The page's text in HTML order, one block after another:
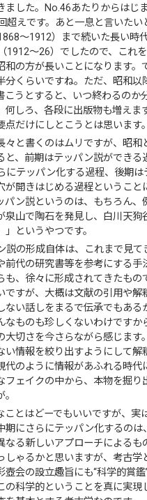
ました。No.46あたりからはじま
超えです。あと一息と言いたい
～1912）まで続いた長い時
1912～26）でしたので、これ
和の方が長いことになります。
分くらいですね。ただ、昭和以
こうとすると、いつ終わるのか
何しろ、各段に出版物も増えま
点だけにしとこうとは思います。
々と書くのはムリですが、昭和
と、前期はテッパン説ができる
にテッパン化する過程、後期は
が開きはじめる過程ということ
パン説というのは、もちろん、
泉山で陶石を発見し、白川天狗
」というやつです。
説の形成自体は、これまで見て
前代の研究書等を参考にする手
も、徐々に形成されてきたもの
ですが、大概は文献の引用や解
ない話しをまるで伝承でもある
なものも珍しくないわけですか
大切さを今さらながら感じます
い情報を絞り出すようにして解
代のように情報があふれる時代
フェイクの中から、本物を掘り
ことはどーでもいいですが、実
期にさらにテッパン化するのは
なる新しいアプローチによるも
しゃるかと思いますが、考古学
壺会の設立趣旨にも“科学的賞
の科学的ということを真に実現